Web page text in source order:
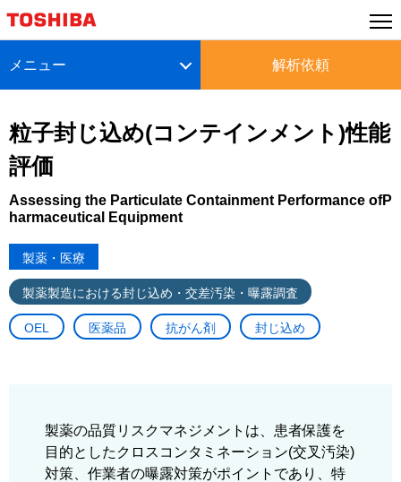
粒子封じ込め(コンテインメント)性能
評価
Assessing the Particulate Containment Performance ofP
harmaceutical Equipment
製薬・医療
製薬製造における封じ込め・交差汚染・曝露調査
OEL 医薬品 抗がん剤 封じ込め
製薬の品質リスクマネジメントは、患者保護を
目的としたクロスコンタミネーション(交叉汚染)
対策、作業者の曝露対策がポイントであり、特
メニュー 解析依頼